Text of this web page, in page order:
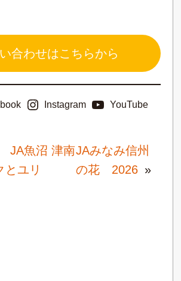
合わせはこちらから
Instagram YouTube
JA魚沼 津南
とユリ
JAみなみ信州
の花 2026 »